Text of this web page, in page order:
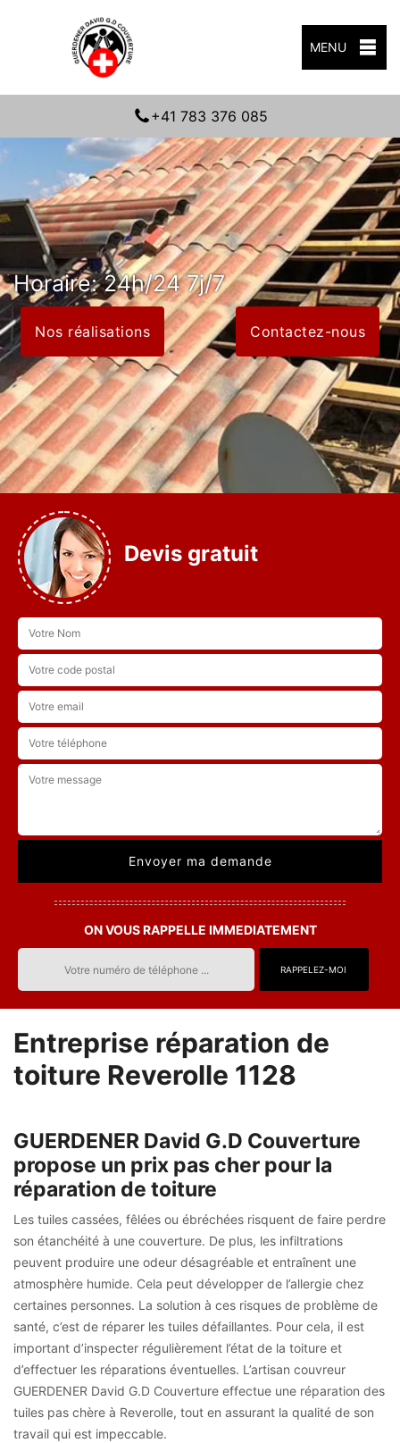
MENU
+41 783 376 085
Horaire: 24h/24 7j/7
Nos réalisations Contactez-nous
Devis gratuit
ON VOUS RAPPELLE IMMEDIATEMENT
Entreprise réparation de
toiture Reverolle 1128
GUERDENER David G.D Couverture
propose un prix pas cher pour la
réparation de toiture
Les tuiles cassées, fêlées ou ébréchées risquent de faire perdre
son étanchéité à une couverture. De plus, les infiltrations
peuvent produire une odeur désagréable et entraînent une
atmosphère humide. Cela peut développer de l’allergie chez
certaines personnes. La solution à ces risques de problème de
santé, c’est de réparer les tuiles défaillantes. Pour cela, il est
important d’inspecter régulièrement l’état de la toiture et
d’effectuer les réparations éventuelles. L’artisan couvreur
GUERDENER David G.D Couverture effectue une réparation des
tuiles pas chère à Reverolle, tout en assurant la qualité de son
travail qui est impeccable.